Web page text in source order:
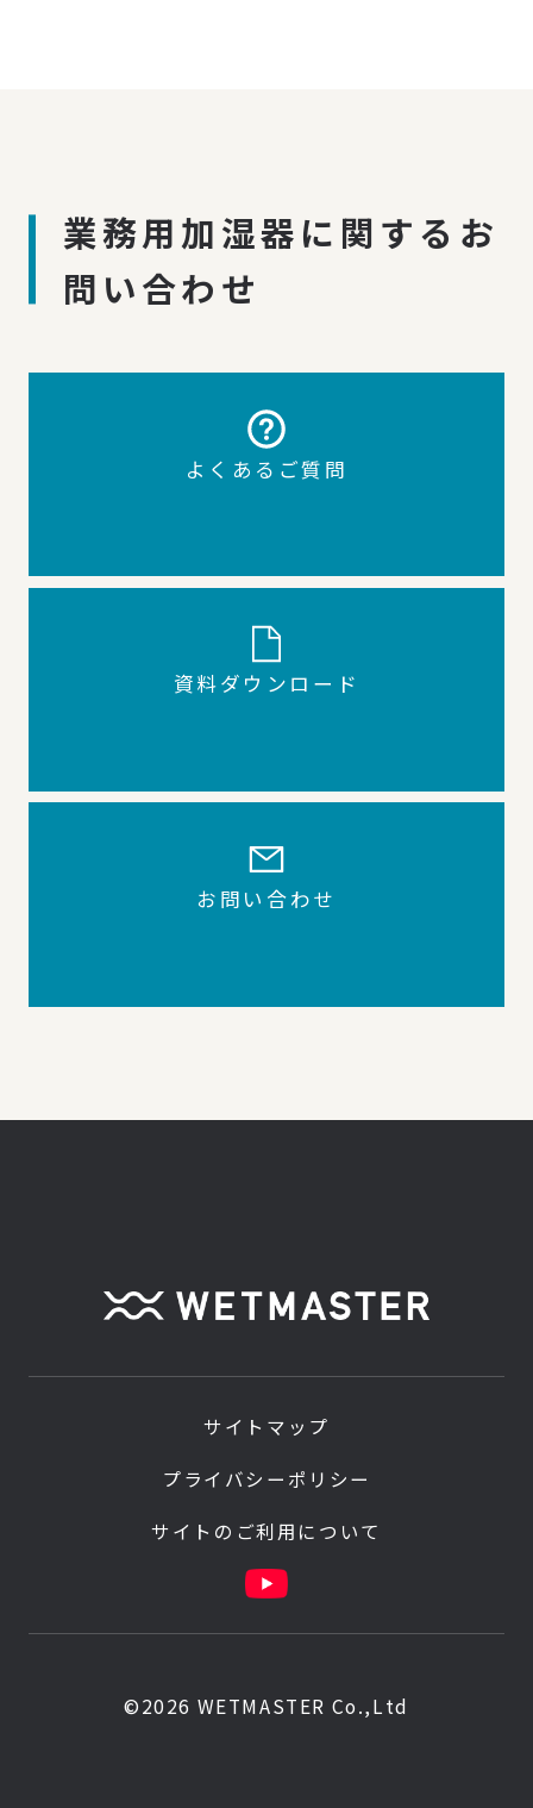
業務用加湿器に関するお
問い合わせ
よくあるご質問
資料ダウンロード
お問い合わせ
サイトマップ
プライバシーポリシー
サイトのご利用について
©2026 WETMASTER Co.,Ltd